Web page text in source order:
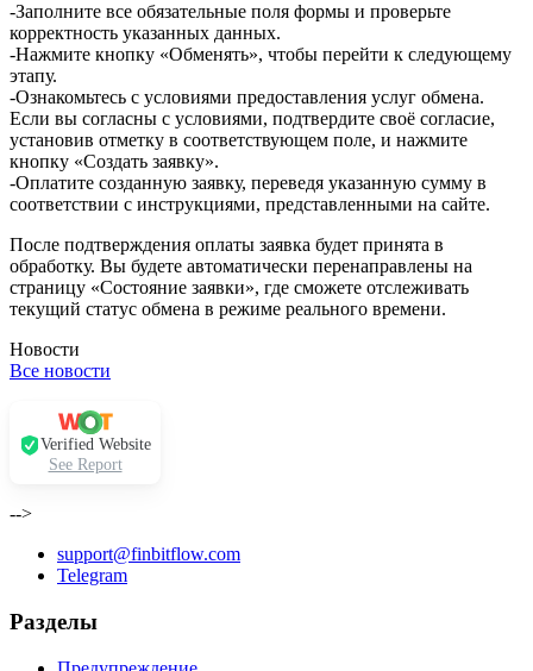
-Заполните все обязательные поля формы и проверьте
корректность указанных данных.
-Нажмите кнопку «Обменять», чтобы перейти к следующему
этапу.
-Ознакомьтесь с условиями предоставления услуг обмена.
Если вы согласны с условиями, подтвердите своё согласие,
установив отметку в соответствующем поле, и нажмите
кнопку «Создать заявку».
-Оплатите созданную заявку, переведя указанную сумму в
соответствии с инструкциями, представленными на сайте.
После подтверждения оплаты заявка будет принята в
обработку. Вы будете автоматически перенаправлены на
страницу «Состояние заявки», где сможете отслеживать
текущий статус обмена в режиме реального времени.
Новости
Все новости
Verified Website
See Report
-->
support@finbitflow.com
Telegram
Разделы